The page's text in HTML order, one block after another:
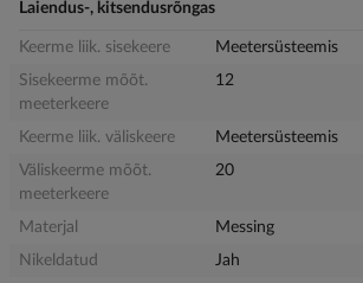
Laiendus-, kitsendusrõngas
Keerme liik. sisekeere
Meetersüsteemis
Sisekeerme mõõt.
meeterkeere
12
Keerme liik. väliskeere
Meetersüsteemis
Väliskeerme mõõt.
meeterkeere
20
Materjal
Messing
Nikeldatud
Jah